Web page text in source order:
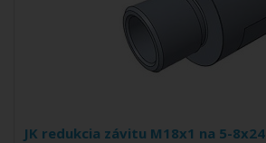
JK redukcia závitu M18x1 na 5-8x24